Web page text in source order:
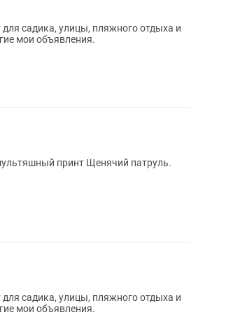
садика, улицы, пляжного отдыха и
мои объявления.
принт Щенячий патруль.
садика, улицы, пляжного отдыха и
мои объявления.